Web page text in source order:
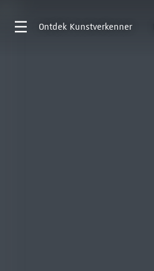
Ontdek Kunstverkenner